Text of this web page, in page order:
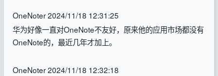
OneNoter 2024/11/18 12:31:25
华为好像一直对OneNote不友好，原来他的应用市场都没有
OneNote的，最近几年才加上。
OneNoter 2024/11/18 12:32:18